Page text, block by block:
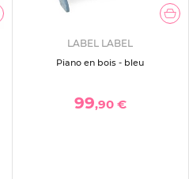
LABEL LABEL
Piano en bois - bleu
99,90 €